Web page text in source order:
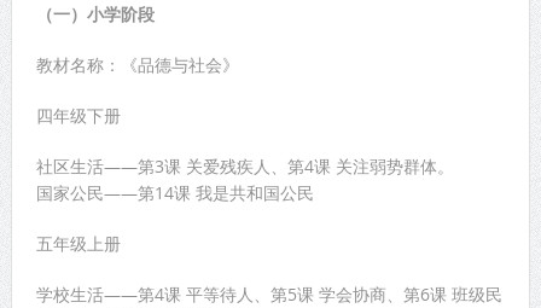
（一）小学阶段
教材名称：《品德与社会》
四年级下册
社区生活——第3课 关爱残疾人、第4课 关注弱势群体。
国家公民——第14课 我是共和国公民
五年级上册
学校生活——第4课 平等待人、第5课 学会协商、第6课 班级民